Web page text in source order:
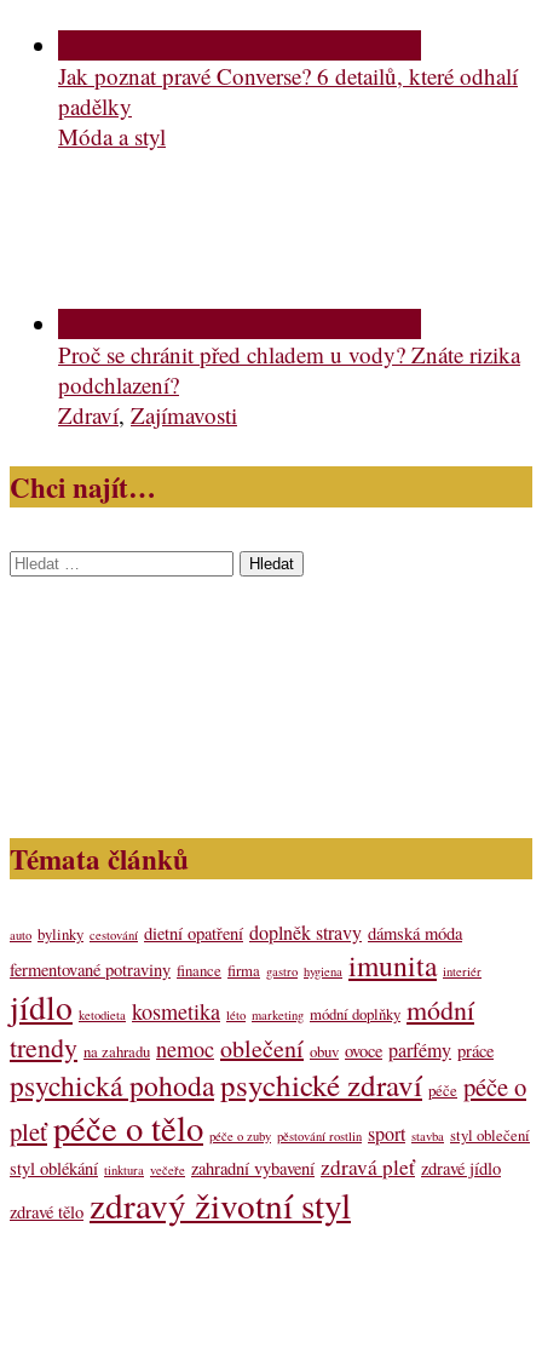
Jak poznat pravé Converse? 6 detailů, které odhalí
padělky
Móda a styl
Proč se chránit před chladem u vody? Znáte rizika
podchlazení?
Zdraví, Zajímavosti
Chci najít…
Vyhledávání
Témata článků
auto bylinky cestování dietní opatření doplněk stravy dámská móda
fermentované potraviny finance firma gastro hygiena imunita interiér
jídlo ketodieta kosmetika léto marketing módní doplňky módní
trendy na zahradu nemoc oblečení obuv ovoce parfémy práce
psychická pohodapsychické zdraví péče péče o
pleťpéče o tělo péče o zuby pěstování rostlin sport stavba styl oblečení
styl oblékání tinktura večeře zahradní vybavení zdravá pleť zdravé jídlo
zdravé tělo zdravý životní styl